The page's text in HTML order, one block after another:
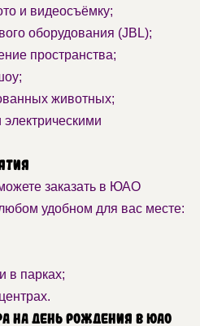
и видеосъёмку;
оборудования (JBL);
пространства;
животных;
заказать в ЮАО
удобном для вас месте:
в парках;
на День рождения в ЮАО